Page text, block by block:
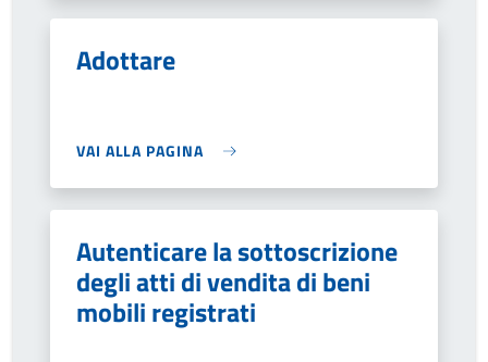
Adottare
VAI ALLA PAGINA
Autenticare la sottoscrizione
degli atti di vendita di beni
mobili registrati